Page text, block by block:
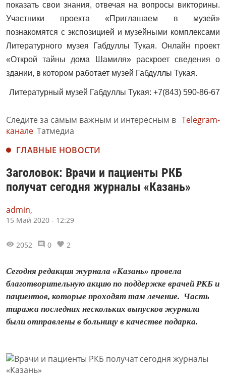
показать свои знания, отвечая на вопросы викторины.
Участники проекта «Приглашаем в музей»
познакомятся с экспозицией и музейными комплексами
Литературного музея Габдуллы Тукая. Онлайн проект
«Открой тайны дома Шамиля» раскроет сведения о
здании, в котором работает музей Габдуллы Тукая.
Литературный музей Габдуллы Тукая: +7(843) 590-86-67
Следите за самым важным и интересным в Telegram-
канале Татмедиа
ГЛАВНЫЕ НОВОСТИ
Заголовок: Врачи и пациенты РКБ
получат сегодня журналы «Казань»
admin,
15 Май 2020 - 12:29
2052 0 2
Сегодня редакция журнала «Казань» провела
благотворительную акцию по поддержке врачей РКБ и
пациентов, которые проходят там лечение. Часть
тиража последних нескольких выпусков журнала
были отправлены в больницу в качестве подарка.